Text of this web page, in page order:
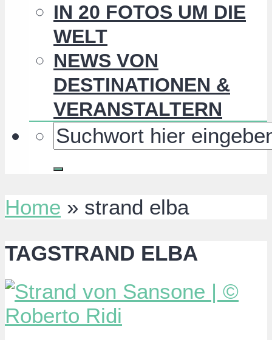
IN 20 FOTOS UM DIE
WELT
NEWS VON
DESTINATIONEN &
VERANSTALTERN
Home » strand elba
TAGSTRAND ELBA